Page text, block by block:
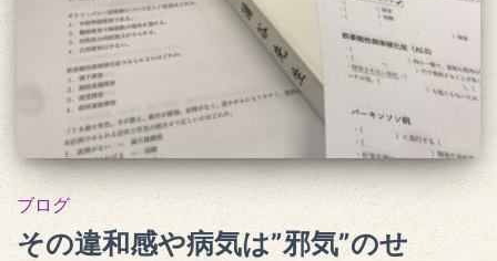
ブログ
その違和感や病気は”邪気”のせ